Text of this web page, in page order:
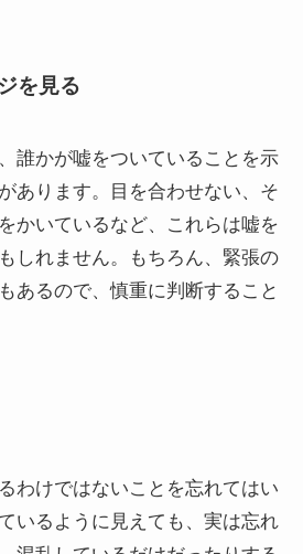
を見る
誰かが嘘をついていることを示
あります。目を合わせない、そ
かいているなど、これらは嘘を
しれません。もちろん、緊張の
あるので、慎重に判断すること
わけではないことを忘れてはい
いるように見えても、実は忘れ